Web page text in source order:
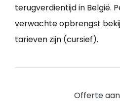
terugverdientijd in België.
verwachte opbrengst
tarieven zijn (cursief).
Offerte